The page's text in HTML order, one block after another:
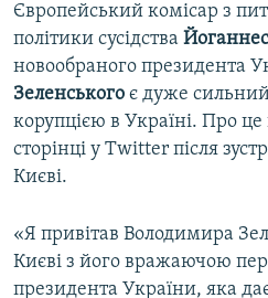
Усі сайти RFE/RL
Європейський комісар з
політики сусідства
новообраного президента
Зеленського є дуже
корупцією в Україні. Про
сторінці у Twitter після
Києві.
«Я привітав Володимира
Києві з його вражаючою
президента України, яка